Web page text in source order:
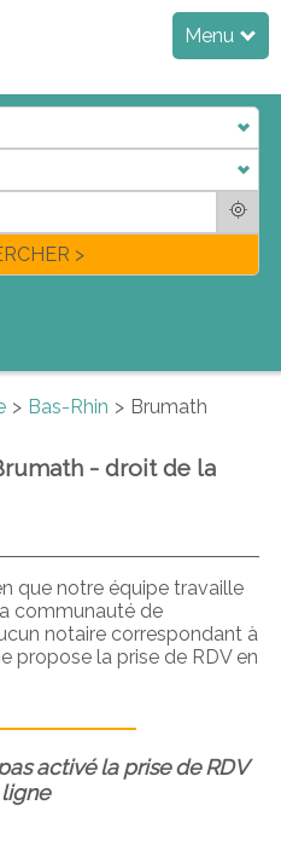
Menu
>
Bas-Rhin Brumath
- droit de la
que notre équipe travaille
communauté de
notaire correspondant à
propose la prise de RDV en
activé la prise de RDV